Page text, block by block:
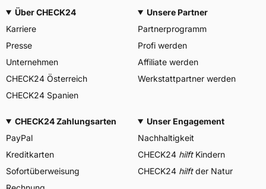
Über CHECK24
Karriere
Presse
Unternehmen
CHECK24 Österreich
CHECK24 Spanien
Unsere Partner
Partnerprogramm
Profi werden
Affiliate werden
Werkstattpartner werden
CHECK24 Zahlungsarten
PayPal
Kreditkarten
Sofortüberweisung
Unser Engagement
Nachhaltigkeit
CHECK24 hilftKindern
CHECK24 hilftder Natur